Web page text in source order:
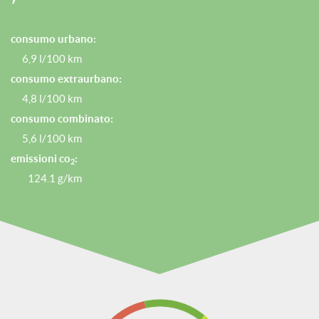
Isofix
KEYLESS
Leve al volante
Limitatore di velocità
Luci diurne LED
Monitoraggio pressione pneumatici
Park Distance Control
Sedili riscaldati
Sensore di luce
Sensori di parcheggio anteriori
consumo urbano:
6,9 l/100 km
consumo extraurbano:
4,8 l/100 km
consumo combinato:
5,6 l/100 km
emissioni co2:
124.1 g/km